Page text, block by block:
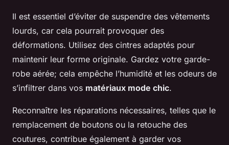
Il est essentiel d’éviter de suspendre des vêtements
lourds, car cela pourrait provoquer des
déformations. Utilisez des cintres adaptés pour
maintenir leur forme originale. Gardez votre garde-
robe aérée; cela empêche l’humidité et les odeurs de
s’infiltrer dans vos matériaux mode chic.
Reconnaître les réparations nécessaires, telles que le
remplacement de boutons ou la retouche des
coutures, contribue également à garder vos